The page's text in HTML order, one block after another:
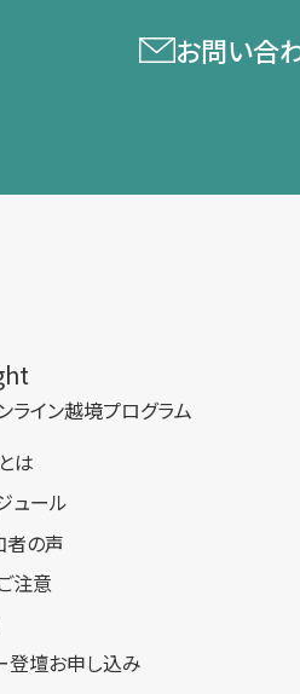
お問い合
ライン​越境プログラム
は
ュール
者の声
注意
登壇お申し込み